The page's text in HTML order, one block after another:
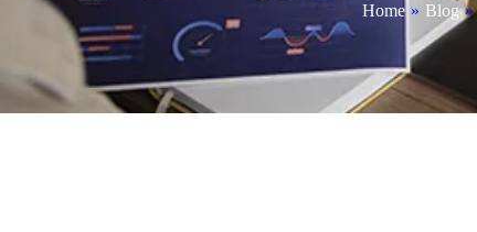
Home » Blog »